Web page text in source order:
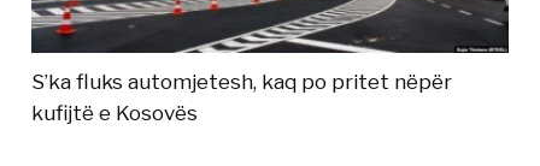
S’ka fluks automjetesh, kaq po pritet nëpër
kufijtë e Kosovës